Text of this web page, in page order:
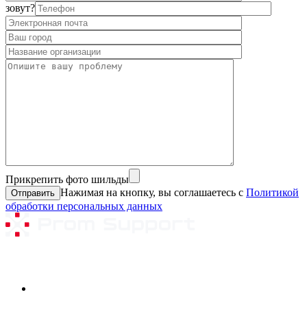
зовут?
Прикрепить фото шильды
Нажимая на кнопку, вы соглашаетесь с Политикой
обработки персональных данных